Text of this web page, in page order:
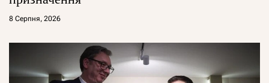
8 Серпня, 2026